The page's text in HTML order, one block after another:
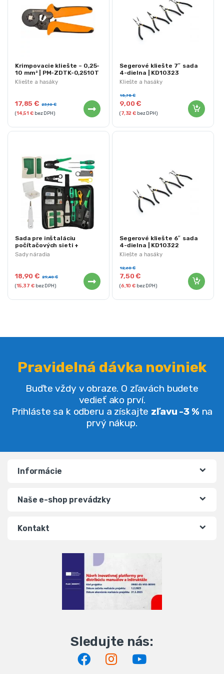
Kliešte a hasáky
Krimpovacie kliešte – 0,25-
10 mm² | PM-ZDTK-0,2510T
17,85€ 23,10€
(14,51€bez DPH)
Kliešte a hasáky
Segerové kliešte 7″ sada
4-dielna | KD10323
9,00€
15,75€
(7,32€ bez DPH)
Sady náradia
Sada pre inštaláciu
počítačových sieti +
puzdro
18,90€ 29,40€
(15,37€bez DPH)
Kliešte a hasáky
Segerové kliešte 6″ sada
4-dielna | KD10322
7,50€
12,60€
(6,10€ bez DPH)
Pravidelná dávka noviniek
Buďte vždy v obraze. O zľavách budete
vedieť ako prví.
Prihláste sa k odberu a získajte zľavu -3 % na
prvý nákup.
Informácie
Naše e-shop prevádzky
Kontakt